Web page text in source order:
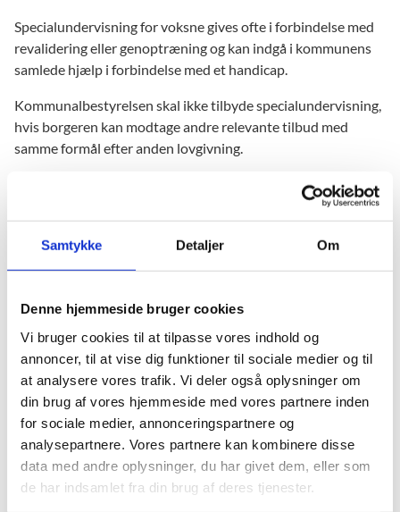
Samtykke Detaljer Om
Denne hjemmeside bruger cookies
Vi bruger cookies til at tilpasse vores indhold og
annoncer, til at vise dig funktioner til sociale medier og til
at analysere vores trafik. Vi deler også oplysninger om
din brug af vores hjemmeside med vores partnere inden
for sociale medier, annonceringspartnere og
analysepartnere. Vores partnere kan kombinere disse
data med andre oplysninger, du har givet dem, eller som
de har indsamlet fra din brug af deres tjenester.
Specialundervisning for voksne gives ofte i forbindelse med
revalidering eller genoptræning og kan indgå i kommunens
samlede hjælp i forbindelse med et handicap.
Kommunalbestyrelsen skal ikke tilbyde specialundervisning,
hvis borgeren kan modtage andre relevante tilbud med
samme formål efter anden lovgivning.
Undervisningen er gratis for deltagerne
Deltagerens kommune afholder udgiften til undervisningen.
Hvis der er særlige befordringsbehov, skal
kommunalbestyrelsen sørge for og/eller finansiere
befordring til og fra undervisningen.
Læs vejledning om specialundervisning for voksne
(retsinformation.dk)